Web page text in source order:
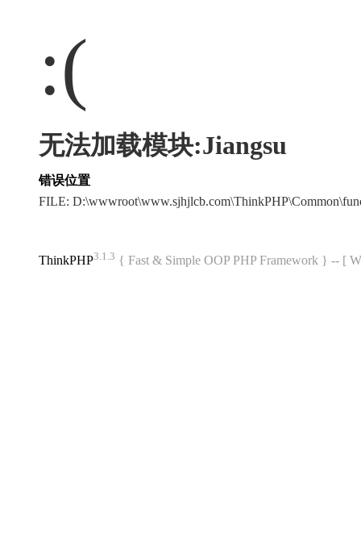
:(
无法加载模块:Jiangsu
错误位置
FILE:
ThinkPHP3.1.3 { Fast & Simple OOP PHP Framework } -- [